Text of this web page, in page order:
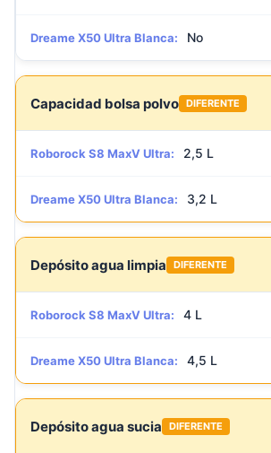
Dreame X50 Ultra Blanca: No
Capacidad bolsa polvo DIFERENTE
Roborock S8 MaxV Ultra: 2,5 L
Dreame X50 Ultra Blanca: 3,2 L
Depósito agua limpia DIFERENTE
Roborock S8 MaxV Ultra: 4 L
Dreame X50 Ultra Blanca: 4,5 L
Depósito agua sucia DIFERENTE